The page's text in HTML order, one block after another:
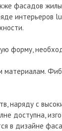
фасадов
интерьеров
форму,
материалам.
наряду с
доступна,
в дизайне